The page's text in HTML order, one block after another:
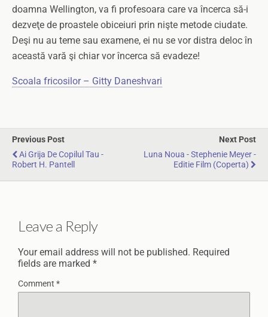
doamna Wellington, va fi profesoara care va încerca să-i
dezveţe de proastele obiceiuri prin nişte metode ciudate.
Deşi nu au teme sau examene, ei nu se vor distra deloc în
această vară şi chiar vor încerca să evadeze!
Scoala fricosilor – Gitty Daneshvari
Previous Post
Ai Grija De Copilul Tau -
Robert H. Pantell
Next Post
Luna Noua - Stephenie Meyer -
Editie Film (Coperta)
Leave a Reply
Your email address will not be published. Required
fields are marked *
Comment *